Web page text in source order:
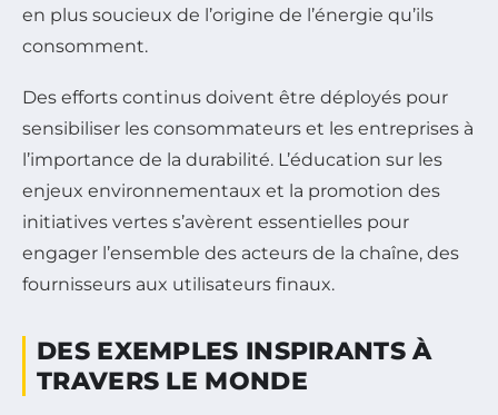
en plus soucieux de l’origine de l’énergie qu’ils
consomment.
Des efforts continus doivent être déployés pour
sensibiliser les consommateurs et les entreprises à
l’importance de la durabilité. L’éducation sur les
enjeux environnementaux et la promotion des
initiatives vertes s’avèrent essentielles pour
engager l’ensemble des acteurs de la chaîne, des
fournisseurs aux utilisateurs finaux.
DES EXEMPLES INSPIRANTS À
TRAVERS LE MONDE